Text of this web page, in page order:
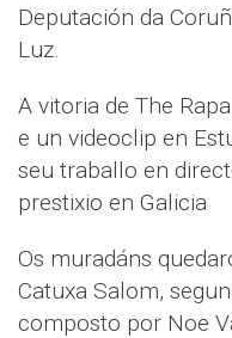
Deputación da
Luz.
A vitoria de The
e un videoclip en
seu traballo en
prestixio en Galicia
Os muradáns
Catuxa Salom,
composto por Noe